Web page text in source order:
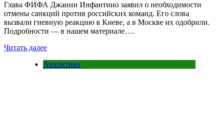
Глава ФИФА Джанни Инфантино заявил о необходимости
отмены санкций против российских команд. Его слова
вызвали гневную реакцию в Киеве, а в Москве их одобрили.
Подробности — в нашем материале….
Читать далее
Аналитика